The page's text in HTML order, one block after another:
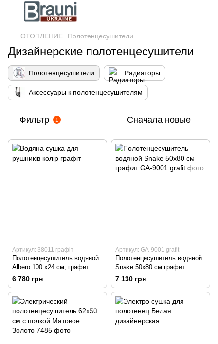
ОТОПЛЕНИЕ Полотенцесушители
Дизайнерские полотенцесушители
Полотенцесушители Радиаторы
Аксессуары к полотенцесушителям
Фильтр 1 Сначала новые
Артикул: 38011 графіт
Полотенцесушитель водяной
Albero 100 х24 см, графит
6 780 грн
Артикул: GA-9001 grafit
Полотенцесушитель водяной
Snake 50х80 см графит
7 130 грн